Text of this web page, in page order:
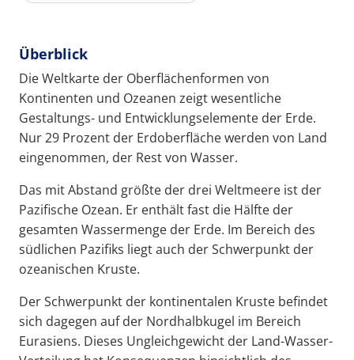
Überblick
Die Weltkarte der Oberflächenformen von
Kontinenten und Ozeanen zeigt wesentliche
Gestaltungs- und Entwicklungselemente der Erde.
Nur 29 Prozent der Erdoberfläche werden von Land
eingenommen, der Rest von Wasser.
Das mit Abstand größte der drei Weltmeere ist der
Pazifische Ozean. Er enthält fast die Hälfte der
gesamten Wassermenge der Erde. Im Bereich des
südlichen Pazifiks liegt auch der Schwerpunkt der
ozeanischen Kruste.
Der Schwerpunkt der kontinentalen Kruste befindet
sich dagegen auf der Nordhalbkugel im Bereich
Eurasiens. Dieses Ungleichgewicht der Land-Wasser-